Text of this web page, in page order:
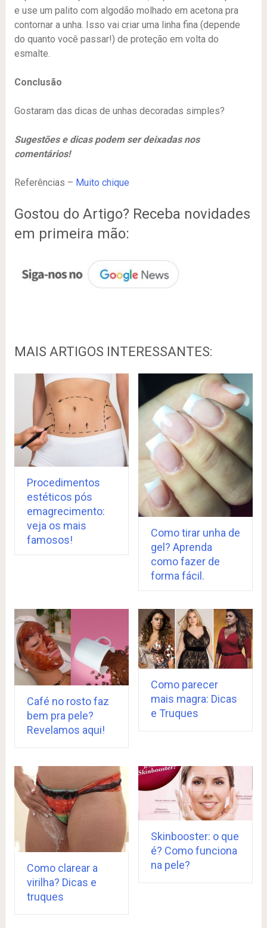
e use um palito com algodão molhado em acetona pra
contornar a unha. Isso vai criar uma linha fina (depende
do quanto você passar!) de proteção em volta do
esmalte.
Conclusão
Gostaram das dicas de unhas decoradas simples?
Sugestões e dicas podem ser deixadas nos
comentários!
Referências – Muito chique
Gostou do Artigo? Receba novidades
em primeira mão:
MAIS ARTIGOS INTERESSANTES:
Procedimentos
estéticos pós
emagrecimento:
veja os mais
famosos!
Como tirar unha de
gel? Aprenda
como fazer de
forma fácil.
Café no rosto faz
bem pra pele?
Revelamos aqui!
Como parecer
mais magra: Dicas
e Truques
Como clarear a
virilha? Dicas e
truques
Skinbooster: o que
é? Como funciona
na pele?